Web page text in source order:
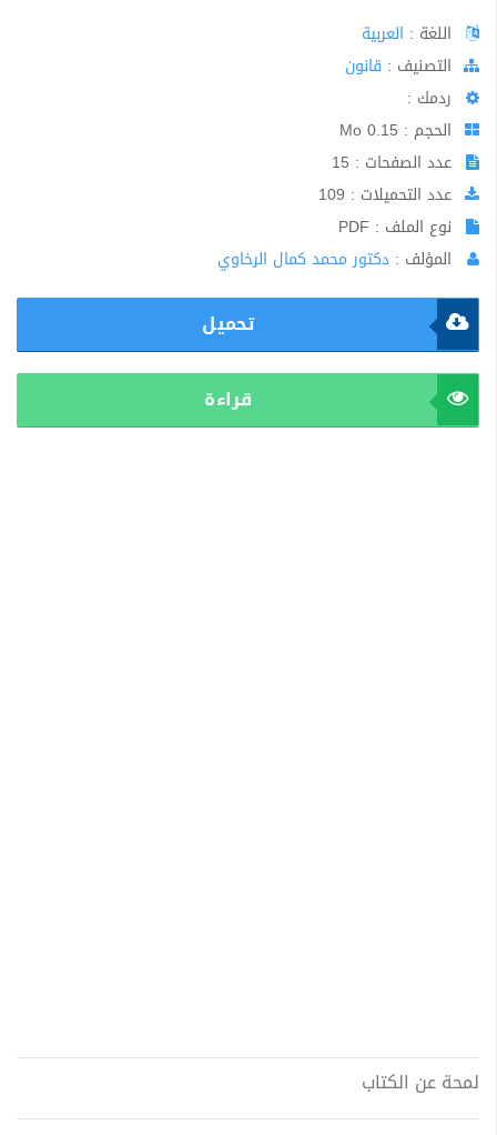
اللغة : العربية
اﻟﺘﺼﻨﻴﻒ : قانون
ردمك :
الحجم : 0.15 Mo
عدد الصفحات : 15
عدد التحميلات : 109
نوع الملف : PDF
المؤلف : دكتور محمد كمال الرخاوي
تحميل
قراءة
لمحة عن الكتاب